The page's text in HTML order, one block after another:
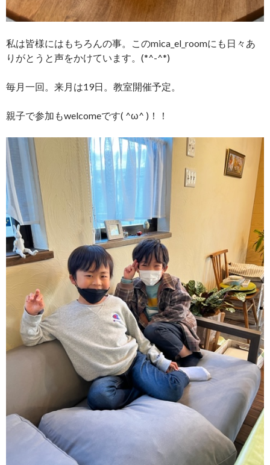
私は皆様にはもちろんの事。このmica_el_roomにも日々あ
りがとうと声をかけています。(*^-^*)
毎月一回。来月は19日。教室開催予定。
親子で参加もwelcomeです( ^ω^ )！！